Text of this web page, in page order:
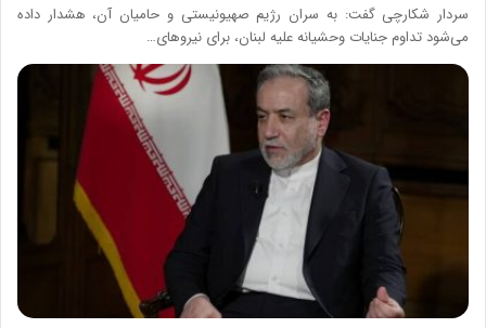
سردار شکارچی گفت: به سران رژیم صهیونیستی و حامیان آن، هشدار داده
می‌شود تداوم جنایات وحشیانه علیه لبنان، برای نیروهای…